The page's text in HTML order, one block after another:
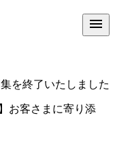
を終了いたしました
お客さまに寄り添